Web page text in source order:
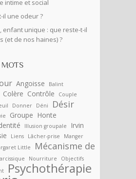
intime et social
il une odeur ?
enfant unique : que reste-t-il
(et de nos haines) ?
Angoisse Balint
Colère Contrôle Couple
Donner Déni Désir
Groupe Honte
Illusion groupale
Irvin
Liens Lâcher-prise Manger
Little
Mécanisme de
Nourriture
Objectifs
Psychothérapie